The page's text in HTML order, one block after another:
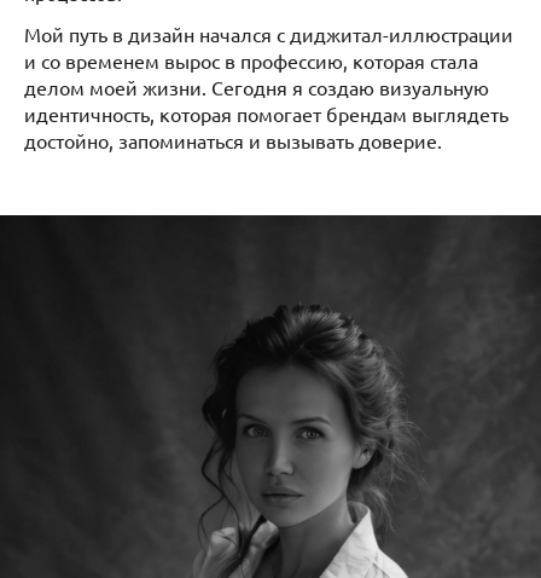
Мой путь в дизайн начался с диджитал-иллюстрации
и со временем вырос в профессию, которая стала
делом моей жизни. Сегодня я создаю визуальную
идентичность, которая помогает брендам выглядеть
достойно, запоминаться и вызывать доверие.